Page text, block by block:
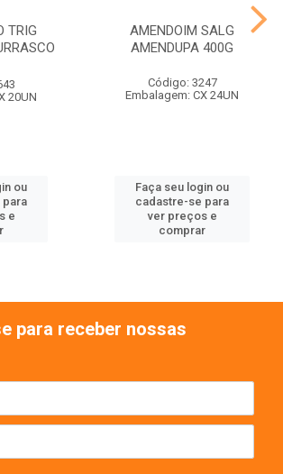
TRIG
20UN
ou
e
AMENDOIM SALG
AMENDUPA 400G
Código: 3247
Embalagem: CX 24UN
Faça seu login ou
cadastre-se para
ver preços e
comprar
para receber nossas